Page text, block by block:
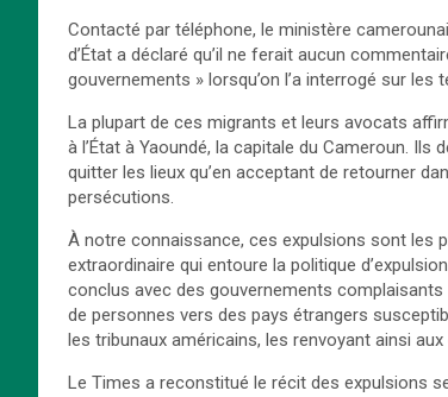
Contacté par téléphone, le ministère
d’État a déclaré qu’il ne ferait aucun
gouvernements » lorsqu’on l’a interrogé sur les
La plupart de ces migrants et leurs avocats
à l’État à Yaoundé, la capitale du Cameroun.
quitter les lieux qu’en acceptant de retourner
persécutions.
À notre connaissance, ces expulsions sont les
extraordinaire qui entoure la politique
conclus avec des gouvernements
de personnes vers des pays étrangers
les tribunaux américains, les renvoyant ainsi aux
Le Times a reconstitué le récit des expulsions